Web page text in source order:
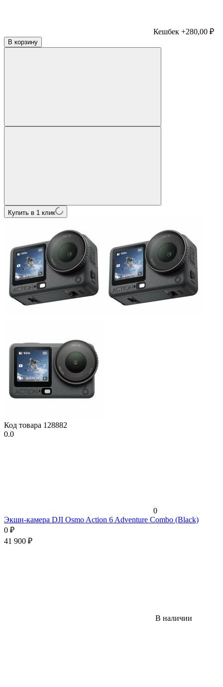
Кешбек +280,00 ₽
В корзину
Купить в 1 клик
Код товара 128882
0.0
0
Экшн-камера DJI Osmo Action 6 Adventure Combo (Black)
0 ₽
41 900 ₽
В наличии